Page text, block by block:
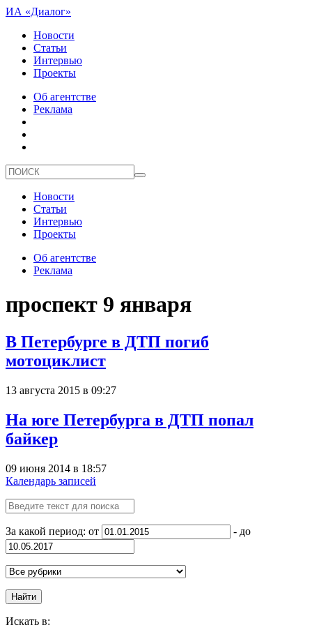
ИА «Диалог»
Новости
Статьи
Интервью
Проекты
Об агентстве
Реклама
Новости
Статьи
Интервью
Проекты
Об агентстве
Реклама
проспект 9 января
В Петербурге в ДТП погиб
мотоциклист
13 августа 2015 в 09:27
На юге Петербурга в ДТП попал
байкер
09 июня 2014 в 18:57
Календарь записей
За какой период: от - до
Найти
Искать в: